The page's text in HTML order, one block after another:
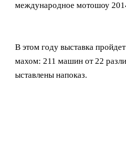
международное мотошоу
В этом году выставка
махом: 211 машин от 22
ыставлены напоказ.